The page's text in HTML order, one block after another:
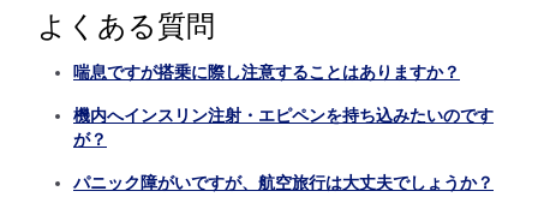
よくある質問
喘息ですが搭乗に際し注意することはありますか？
機内へインスリン注射・エピペンを持ち込みたいのです
が？
パニック障がいですが、航空旅行は大丈夫でしょうか？